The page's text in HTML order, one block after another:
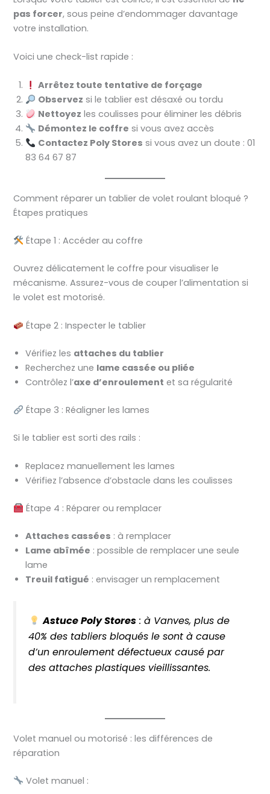
pas forcer, sous peine d’endommager davantage
votre installation.
Voici une check-list rapide :
Arrêtez toute tentative de forçage
Observez si le tablier est désaxé ou tordu
Nettoyez les coulisses pour éliminer les débris
Démontez le coffre si vous avez accès
Contactez Poly Stores si vous avez un doute : 01
83 64 67 87
Comment réparer un tablier de volet roulant bloqué ?
Étapes pratiques
Étape 1 : Accéder au coffre
Ouvrez délicatement le coffre pour visualiser le
mécanisme. Assurez-vous de couper l’alimentation si
le volet est motorisé.
Étape 2 : Inspecter le tablier
Vérifiez les attaches du tablier
Recherchez une lame cassée ou pliée
Contrôlez l’axe d’enroulement et sa régularité
Étape 3 : Réaligner les lames
Si le tablier est sorti des rails :
Replacez manuellement les lames
Vérifiez l’absence d’obstacle dans les coulisses
Étape 4 : Réparer ou remplacer
Attaches cassées : à remplacer
Lame abîmée : possible de remplacer une seule
lame
Treuil fatigué : envisager un remplacement
Astuce Poly Stores: à Vanves, plus de
40% des tabliers bloqués le sont à cause
d’un enroulement défectueux causé par
des attaches plastiques vieillissantes.
Volet manuel ou motorisé : les différences de
réparation
Volet manuel :